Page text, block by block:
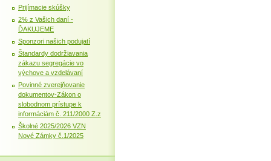
Prijímacie skúšky
2% z Vašich daní -
ĎAKUJEME
Sponzori našich podujatí
Štandardy dodržiavania
zákazu segregácie vo
výchove a vzdelávaní
Povinné zverejňovanie
dokumentov-Zákon o
slobodnom prístupe k
informáciám č. 211/2000 Z.z
Školné 2025/2026 VZN
Nové Zámky č.1/2025